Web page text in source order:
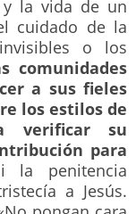
y la vida de un
cuidado de la
o los
comunidades
a sus fieles
los estilos de
verificar su
para
la penitencia
a Jesús.